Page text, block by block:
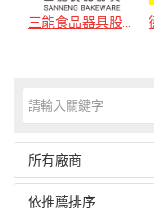
三能食品器具股份有限公司
所有廠商
依推薦排序